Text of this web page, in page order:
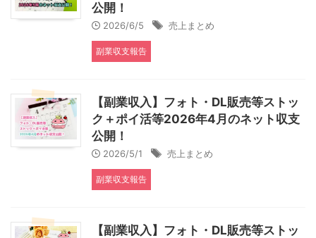
公開！
2026/6/5 売上まとめ
副業収支報告
【副業収入】フォト・DL販売等ストッ
ク＋ポイ活等2026年4月のネット収支
公開！
2026/5/1 売上まとめ
副業収支報告
【副業収入】フォト・DL販売等ストッ